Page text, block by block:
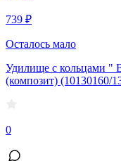
739 ₽
Осталось мало
Удилище с кольцами "
(композит) (10130160/
0